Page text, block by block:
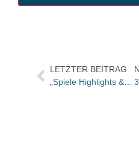
LETZTER BEITRAG
„Spiele Highlights & Neuheiten 2023/2024“